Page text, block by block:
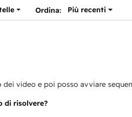
Ordina: Più recenti
dei video e poi posso avviare
di risolvere?